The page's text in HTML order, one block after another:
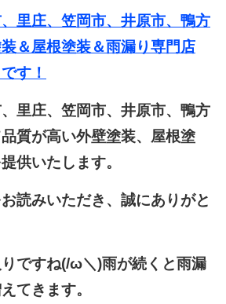
里庄、笠岡市、井原市、鴨方
＆屋根塗装＆雨漏り専門店
す！
里庄、笠岡市、井原市、鴨方
質が高い外壁塗装、屋根塗
供いたします。
読みいただき、誠にありがと
ですね(/ω＼)雨が続くと雨漏
てきます。